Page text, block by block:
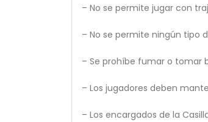
– No se permite jugar con
– No se permite ningún tipo
– Se prohíbe fumar o tomar
– Los jugadores deben
– Los encargados de la